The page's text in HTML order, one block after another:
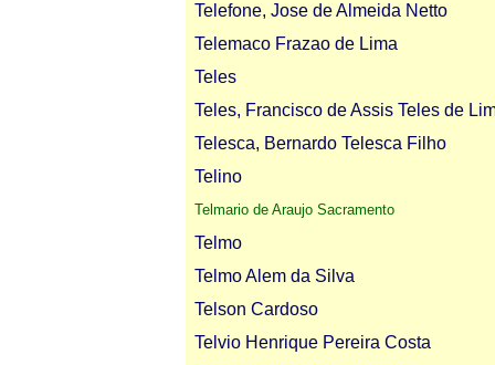
Telefone, Jose de Almeida Netto
Telemaco Frazao de Lima
Teles
Teles, Francisco de Assis Teles de
Telesca, Bernardo Telesca Filho
Telino
Telmario de Araujo Sacramento
Telmo
Telmo Alem da Silva
Telson Cardoso
Telvio Henrique Pereira Costa